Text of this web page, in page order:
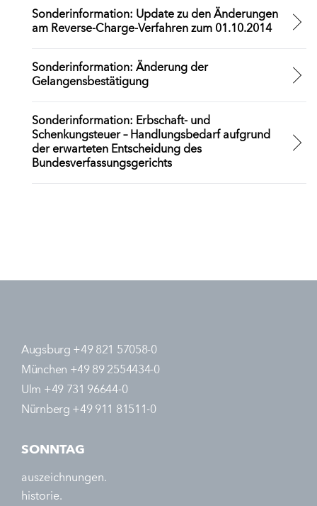
Sonderinformation: Update zu den Änderungen
am Reverse-Charge-Verfahren zum 01.10.2014
Sonderinformation: Änderung der
Gelangensbestätigung
Sonderinformation: Erbschaft- und
Schenkungsteuer – Handlungsbedarf aufgrund
der erwarteten Entscheidung des
Bundesverfassungsgerichts
Augsburg +49 821 57058-0
München +49 89 2554434-0
Ulm +49 731 96644-0
Nürnberg +49 911 81511-0
SONNTAG
auszeichnungen.
historie.